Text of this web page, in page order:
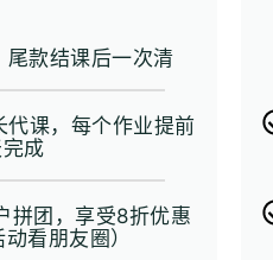
尾款结课后一次清
代课，每个作业提前
成
拼团，享受8折优惠
动看朋友圈）